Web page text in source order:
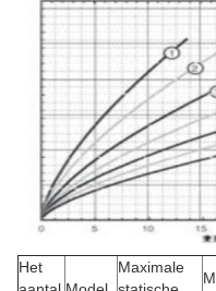
Het
Maximale